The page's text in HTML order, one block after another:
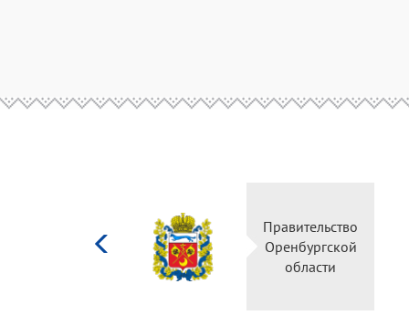
Правительство
Оренбургской
области